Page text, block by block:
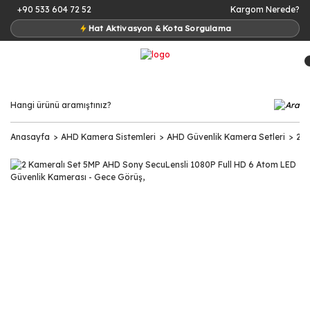
+90 533 604 72 52
Hat Aktivasyon & Kota Sorgulama
Kargom Nerede?
Anasayfa AHD Kamera Sistemleri AHD Güvenlik Kamera Setleri 2